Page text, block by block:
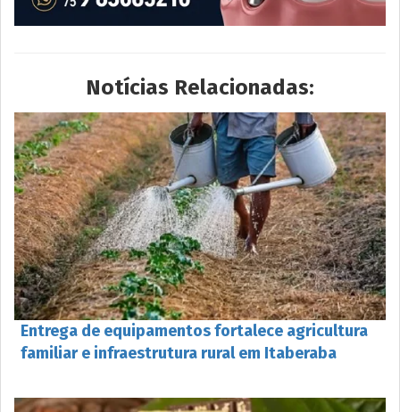
Notícias Relacionadas:
Entrega de equipamentos fortalece agricultura
familiar e infraestrutura rural em Itaberaba